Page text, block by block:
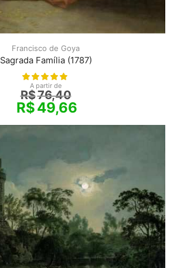
Francisco de Goya
Sagrada Família (1787)
A partir de
R$76,40
R$49,66